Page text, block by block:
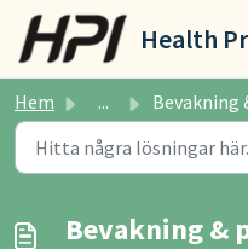
Hoppa över till
Health
Hem ... Bevakning &
Bevakning &